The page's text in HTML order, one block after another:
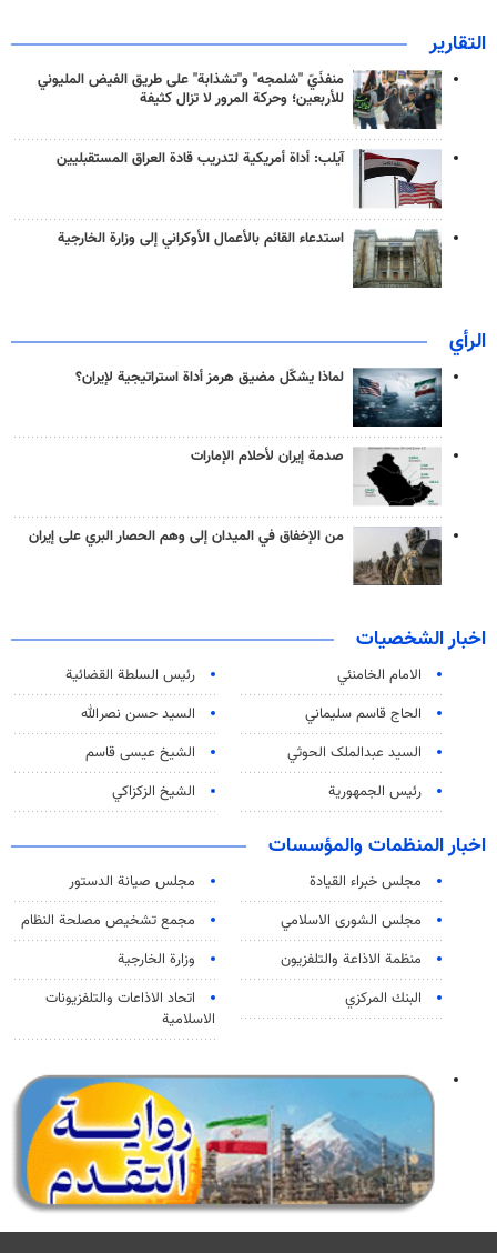
التقارير
منفذَيّ "شلمجه" و"تشذابة" على طريق الفيض المليوني
للأربعين؛ وحركة المرور لا تزال كثيفة
آيلب: أداة أمريكية لتدريب قادة العراق المستقبليين
استدعاء القائم بالأعمال الأوكراني إلى وزارة الخارجية
الرأي
لماذا يشكّل مضيق هرمز أداة استراتيجية لإيران؟
صدمة إيران لأحلام الإمارات
من الإخفاق في الميدان إلى وهم الحصار البري على إيران
اخبار الشخصيات
الامام الخامنئي
رئیس السلطة القضائیة
الحاج قاسم سليماني
السيد حسن نصرالله
السید عبدالملک الحوثي
الشيخ عيسى قاسم
رئيس الجمهورية
الشيخ الزكزاكي
اخبار المنظمات والمؤسسات
مجلس خبراء القيادة
مجلس صيانة الدستور
مجلس الشورى الاسلامي
مجمع تشخيص مصلحة النظام
منظمة الاذاعة والتلفزیون
وزارة الخارجية
البنك المركزي
اتحاد الاذاعات والتلفزيونات
الاسلامية